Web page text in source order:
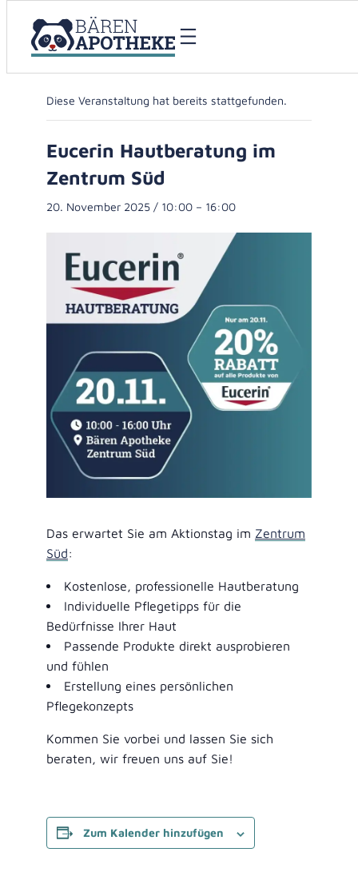
« Alle Veranstaltungen
Diese Veranstaltung hat bereits stattgefunden.
Eucerin Hautberatung im
Zentrum Süd
20. November 2025 / 10:00 – 16:00
Das erwartet Sie am Aktionstag im Zentrum
Süd:
Kostenlose, professionelle Hautberatung
Individuelle Pflegetipps für die
Bedürfnisse Ihrer Haut
Passende Produkte direkt ausprobieren
und fühlen
Erstellung eines persönlichen
Pflegekonzepts
Kommen Sie vorbei und lassen Sie sich
beraten, wir freuen uns auf Sie!
Zum Kalender hinzufügen